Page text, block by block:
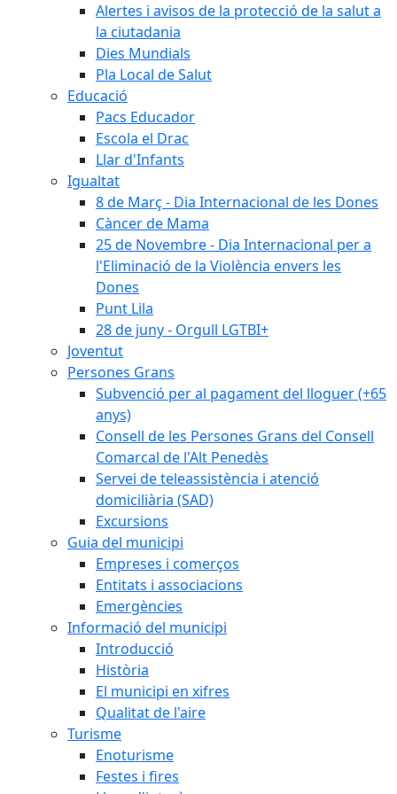
Alertes i avisos de la protecció de la salut a
la ciutadania
Dies Mundials
Pla Local de Salut
Educació
Pacs Educador
Escola el Drac
Llar d'Infants
Igualtat
8 de Març - Dia Internacional de les Dones
Càncer de Mama
25 de Novembre - Dia Internacional per a
l'Eliminació de la Violència envers les
Dones
Punt Lila
28 de juny - Orgull LGTBI+
Joventut
Persones Grans
Subvenció per al pagament del lloguer (+65
anys)
Consell de les Persones Grans del Consell
Comarcal de l'Alt Penedès
Servei de teleassistència i atenció
domiciliària (SAD)
Excursions
Guia del municipi
Empreses i comerços
Entitats i associacions
Emergències
Informació del municipi
Introducció
Història
El municipi en xifres
Qualitat de l'aire
Turisme
Enoturisme
Festes i fires